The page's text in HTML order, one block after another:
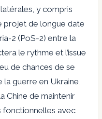
y compris
projet de longue date
2 (PoS-2) entre la
le rythme et l’issue
de chances de se
guerre en Ukraine,
Chine de maintenir
fonctionnelles avec